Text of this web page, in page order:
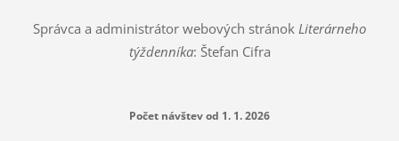
Správca a administrátor webových stránok Literárneho
týždenníka: Štefan Cifra
Počet návštev od 1. 1. 2026